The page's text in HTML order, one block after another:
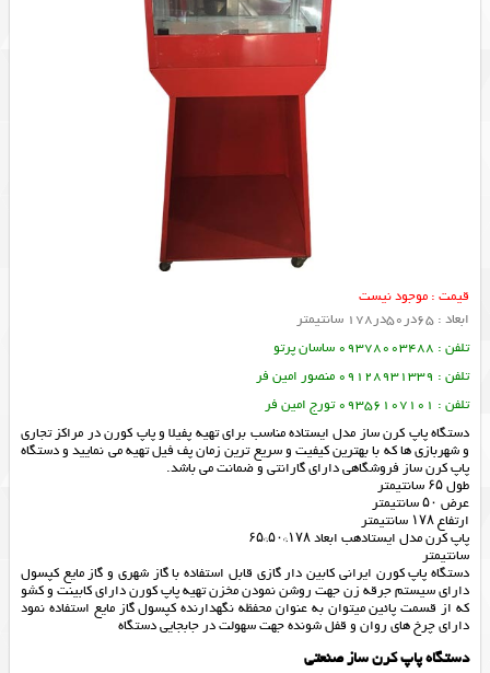
قیمت : موجود نیست
ابعاد : 65در50در178 سانتیمتر
تلفن : 09378003488 ساسان پرتو
تلفن : 09128931339 منصور امین فر
تلفن : 09356107101 تورج امین فر
دستگاه پاپ کرن ساز مدل ایستاده مناسب برای تهیه پفیلا و پاپ کورن در مراکز تجاری
و شهربازی ها که با بهترین کیفیت و سریع ترین زمان پف فیل تهیه می نمایید و دستگاه
پاپ کرن ساز فروشگاهی دارای گارانتی و ضمانت می باشد.
طول ۶۵ سانتیمتر
عرض ۵۰ سانتیمتر
ارتفاع ۱۷۸ سانتیمتر
پاپ کرن مدل ایستادهب ابعاد ۱۷۸*۵۰*۶۵
سانتیمتر
دستگاه پاپ کورن ایرانی کابین دار گازی قابل استفاده با گاز شهری و گاز مایع کپسول
دارای سیستم جرقه زن جهت روشن نمودن مخزن تهیه پاپ کورن دارای کابینت و کشو
که از قسمت پائین میتوان به عنوان محفظه نگهدارنده کپسول گاز مایع استفاده نمود
دارای چرخ های روان و قفل شونده جهت سهولت در جابجایی دستگاه
دستگاه پاپ کرن ساز صنعتی